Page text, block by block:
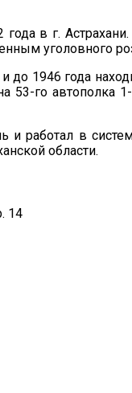
в г.
уголовного
до 1946 года
53-го
и работал в
области.
14